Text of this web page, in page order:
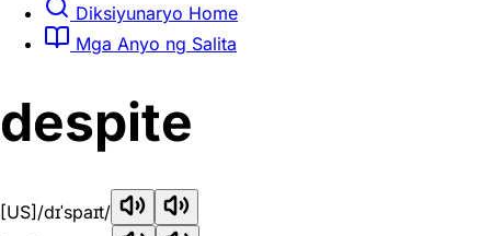
Diksiyunaryo Home
Mga Anyo ng Salita
despite
[US] /dɪˈspaɪt/